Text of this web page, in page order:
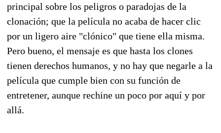
principal sobre los peligros o paradojas de la
clonación; que la película no acaba de hacer clic
por un ligero aire "clónico" que tiene ella misma.
Pero bueno, el mensaje es que hasta los clones
tienen derechos humanos, y no hay que negarle a la
película que cumple bien con su función de
entretener, aunque rechine un poco por aquí y por
allá.